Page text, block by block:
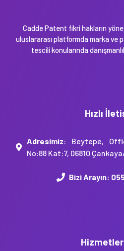
Cadde Patent fikri hakların
uluslararası platformda marka ve
tescili konularında
Hızlı
Adresimiz: Beytepe,
No:88 Kat:7, 06810
Bizi Arayın: